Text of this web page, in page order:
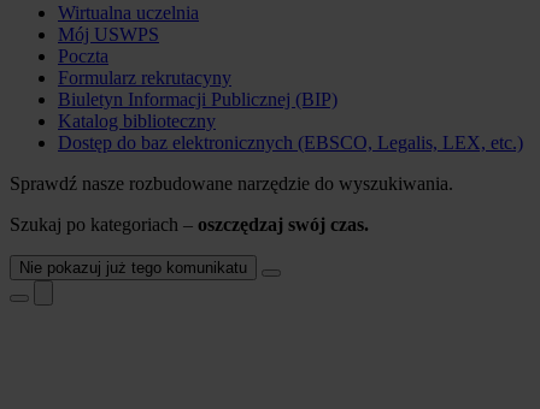
Wirtualna uczelnia
Mój USWPS
Poczta
Formularz rekrutacyny
Biuletyn Informacji Publicznej (BIP)
Katalog biblioteczny
Dostęp do baz elektronicznych (EBSCO, Legalis, LEX, etc.)
Sprawdź nasze rozbudowane narzędzie do wyszukiwania.
Szukaj po kategoriach – oszczędzaj swój czas.
Nie pokazuj już tego komunikatu